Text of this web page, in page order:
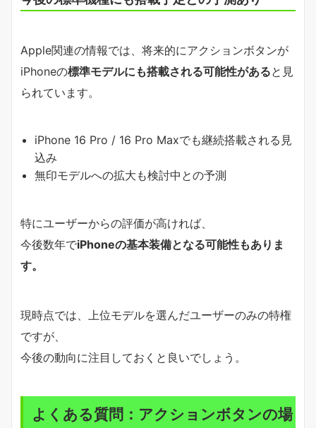
Apple関連の情報では、将来的にアクションボタンが
iPhoneの標準モデルにも搭載される可能性があると見
られています。
iPhone 16 Pro / 16 Pro Maxでも継続搭載される見
込み
無印モデルへの拡大も検討中との予測
特にユーザーからの評価が高ければ、
今後数年でiPhoneの基本装備となる可能性もありま
す。
現時点では、上位モデルを選んだユーザーのみの特権
ですが、
今後の動向に注目しておくと良いでしょう。
よくある質問：アクションボタンの場